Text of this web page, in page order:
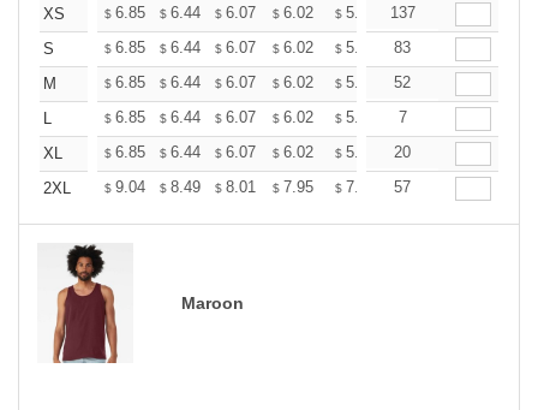
XS $ 6.85 $ 6.44 $ 6.07 $ 6.02 $ 5.92 $5.86
137
S
$ 6.85 $ 6.44 $ 6.07 $ 6.02 $ 5.92 $5.86
83
M
$ 6.85 $ 6.44 $ 6.07 $ 6.02 $ 5.92 $5.86
52
L
$ 6.85 $ 6.44 $ 6.07 $ 6.02 $ 5.92 $
7
XL
$ 6.85 $ 6.44 $ 6.07 $ 6.02 $ 5.92 $5.86
20
2XL
$ 9.04 $ 8.49 $ 8.01 $ 7.95 $ 7.81 $7.74
57
Maroon